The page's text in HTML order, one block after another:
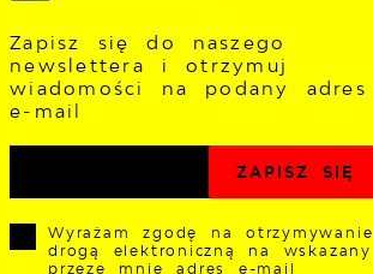
Zapisz się do naszego
newslettera i otrzymuj
wiadomości na podany adres
e-mail
Wyrażam zgodę na otrzymywanie
drogą elektroniczną na wskazany
przeze mnie adres e-mail